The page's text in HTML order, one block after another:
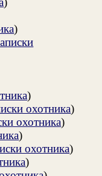
)
)
охотника)
охотника)
)
охотника)
)